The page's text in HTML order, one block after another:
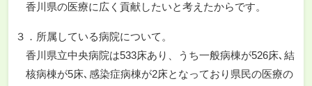
香川県の医療に広く貢献したいと考えたからです。
３．所属している病院について。
香川県立中央病院は533床あり、うち一般病棟が526床､結
核病棟が5床､感染症病棟が2床となっており県民の医療の